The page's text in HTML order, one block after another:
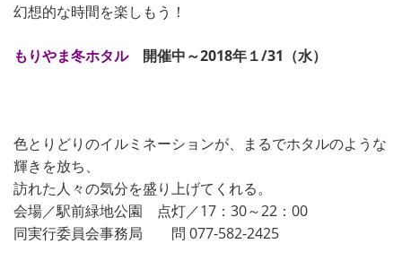
幻想的な時間を楽しもう！
もりやま冬ホタル開催中～2018年１/31（水）
色とりどりのイルミネーションが、まるでホタルのような
輝きを放ち、
訪れた人々の気分を盛り上げてくれる。
会場／駅前緑地公園 点灯／17：30～22：00
同実行委員会事務局 問 077-582-2425